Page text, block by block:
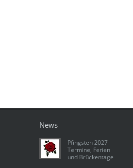
News
Pfingsten 2027
Termine, Ferien
und Brückentage